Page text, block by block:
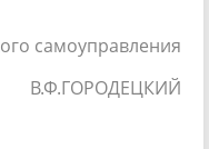
самоуправления
В.Ф.ГОРОДЕЦКИЙ